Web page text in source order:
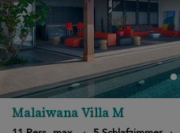
Malaiwana Villa M